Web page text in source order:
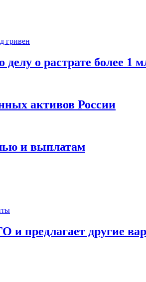
о растрате более 1
активов России
и выплатам
и предлагает другие